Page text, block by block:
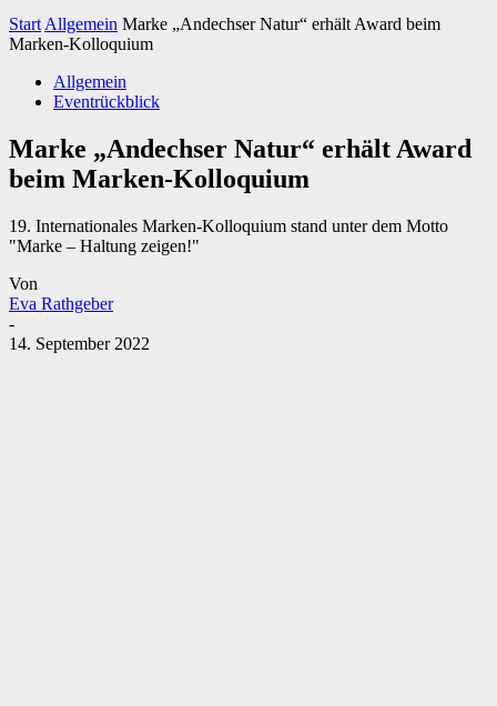
Start Allgemein Marke „Andechser Natur“ erhält Award beim
Marken-Kolloquium
Allgemein
Eventrückblick
Marke „Andechser Natur“ erhält Award
beim Marken-Kolloquium
19. Internationales Marken-Kolloquium stand unter dem Motto
"Marke – Haltung zeigen!"
Von
Eva Rathgeber
-
14. September 2022